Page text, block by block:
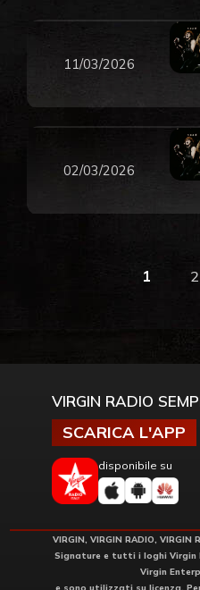
11/03/2026
02/03/2026
1 2
VIRGIN RADIO
SCARICA L'APP
disponibile su
VIRGIN, VIRGIN RADIO, VIRGIN
Signature e tutti i loghi Virgin
Virgin
e sono utilizzati su licenza.